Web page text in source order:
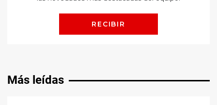
Más leídas